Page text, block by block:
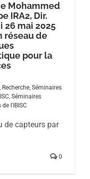
Mohammed
IRA2, Dir.
26 mai 2025
réseau de
pour la
, Recherche, Séminaires
, Séminaires
l'IBISC
de capteurs par
0